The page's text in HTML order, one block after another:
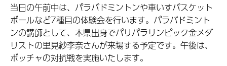
当日の午前中は、パラバドミントンや車いすバスケット
ボールなど7種目の体験会を行います。パラバドミント
ンの講師として、本県出身でパリパラリンピック金メダ
リストの里見紗李奈さんが来場する予定です。午後は、
ボッチャの対抗戦を実施いたします。